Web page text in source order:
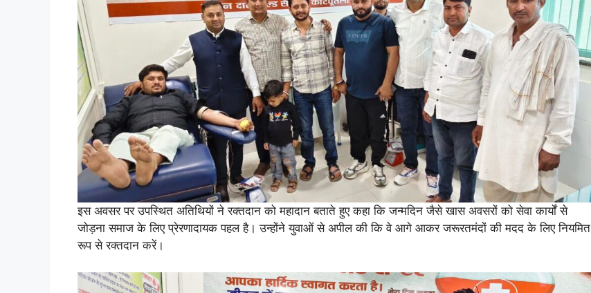
इस अवसर पर उपस्थित अतिथियों ने रक्तदान को महादान बताते हुए कहा कि जन्मदिन जैसे खास अवसरों को सेवा कार्यों से
जोड़ना समाज के लिए प्रेरणादायक पहल है। उन्होंने युवाओं से अपील की कि वे आगे आकर जरूरतमंदों की मदद के लिए नियमित
रूप से रक्तदान करें।